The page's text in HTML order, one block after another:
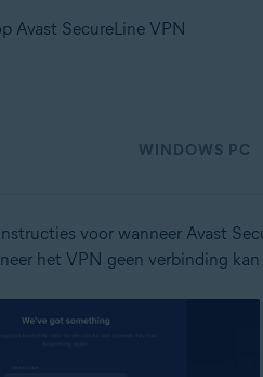
Avast SecureLine VPN
WINDOWS PC
voor wanneer Avast
het VPN geen verbinding kan